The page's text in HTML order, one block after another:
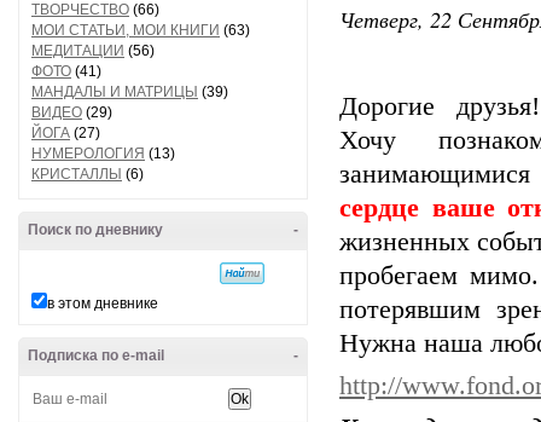
ТВОРЧЕСТВО (66)
МОИ СТАТЬИ, МОИ КНИГИ (63)
МЕДИТАЦИИ (56)
ФОТО (41)
МАНДАЛЫ И МАТРИЦЫ (39)
ВИДЕО (29)
ЙОГА (27)
НУМЕРОЛОГИЯ (13)
КРИСТАЛЛЫ (6)
-
Поиск по дневнику
в этом дневнике
-
Подписка по e-mail
Четверг, 22
Дорогие
Хочу
сердце ваше
жизненных
пробегаем
потерявшим
Нужна наша
http://